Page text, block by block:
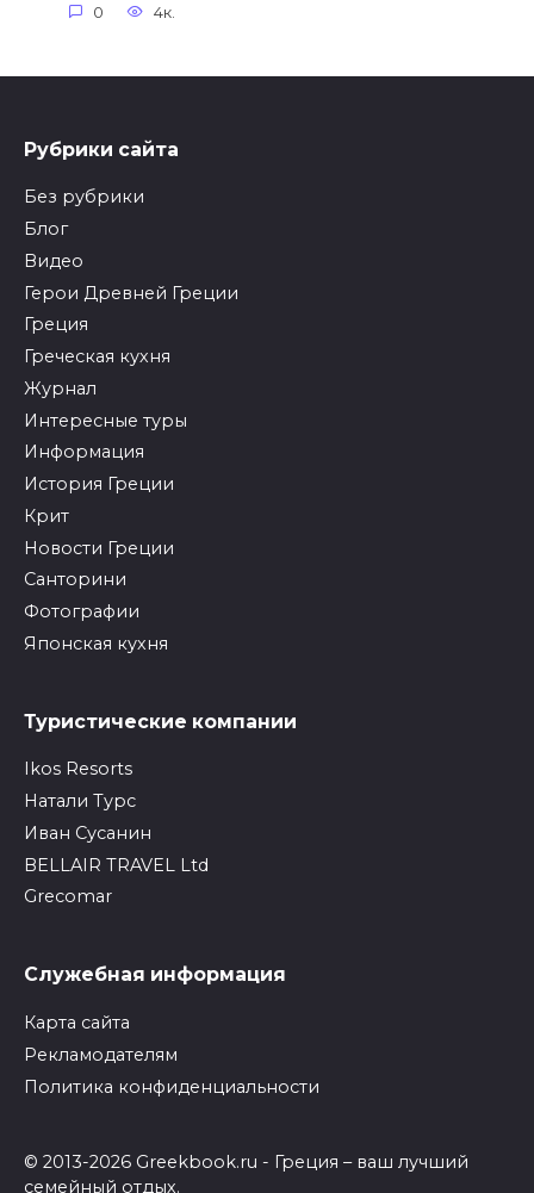
0 4к.
Рубрики сайта
Без рубрики
Блог
Видео
Герои Древней Греции
Греция
Греческая кухня
Журнал
Интересные туры
Информация
История Греции
Крит
Новости Греции
Санторини
Фотографии
Японская кухня
Туристические компании
Ikos Resorts
Натали Турс
Иван Сусанин
BELLAIR TRAVEL Ltd
Grecomar
Служебная информация
Карта сайта
Рекламодателям
Политика конфиденциальности
© 2013-2026 Greekbook.ru - Греция – ваш лучший
семейный отдых.